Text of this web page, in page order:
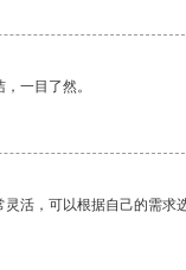
一目了然。
活，可以根据自己的需求